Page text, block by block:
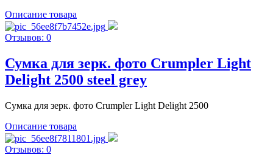
Описание товара
Отзывов: 0
Сумка для зерк. фото Crumpler Light
Delight 2500 steel grey
Сумка для зерк. фото Crumpler Light Delight 2500
Описание товара
Отзывов: 0